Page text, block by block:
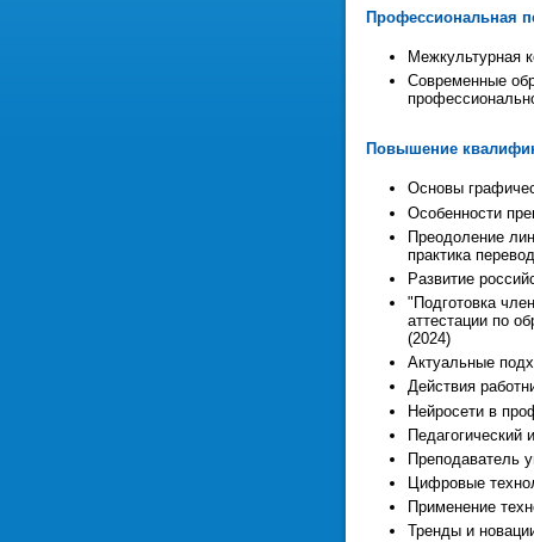
Профессиональная
Межкультурная
Современные
Повышение
Основы
Особенности
Преодоление
практика
Развитие
"Подготовка
аттестации по
(2024)
Актуальные
Действия
Нейросети в
Педагогический
Преподаватель
Цифровые
Применение
Тренды и